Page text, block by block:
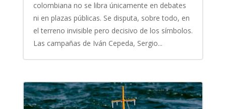
colombiana no se libra únicamente en debates
ni en plazas públicas. Se disputa, sobre todo, en
el terreno invisible pero decisivo de los símbolos.
Las campañas de Iván Cepeda, Sergio...